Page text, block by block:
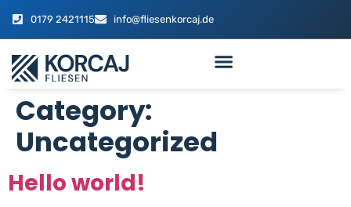
0179 2421115 info@fliesenkorcaj.de
Category:
Uncategorized
Hello world!